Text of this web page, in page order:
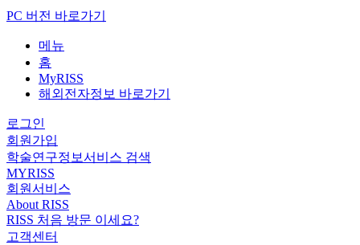
PC 버전 바로가기
메뉴
홈
MyRISS
해외전자정보 바로가기
로그인
회원가입
학술연구정보서비스 검색
MYRISS
회원서비스
About RISS
RISS 처음 방문 이세요?
고객센터